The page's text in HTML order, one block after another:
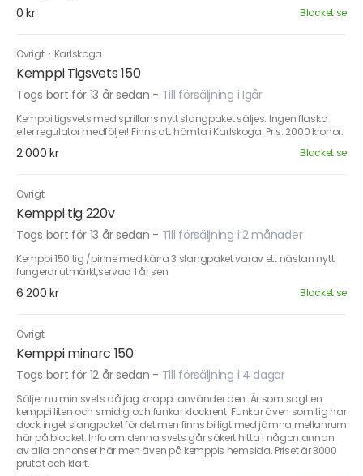
0 kr Blocket.se
Övrigt · Karlskoga
Kemppi Tigsvets 150
Togs bort för 13 år sedan - Till försäljning i Igår
Kemppi tigsvets med sprillans nytt slangpaket säljes. Ingen flaska
eller regulator medföljer! Finns att hämta i Karlskoga. Pris: 2000 kronor.
2 000 kr Blocket.se
Övrigt
Kemppi tig 220v
Togs bort för 13 år sedan - Till försäljning i 2 månader
Kemppi 150 tig /pinne med kärra 3 slangpaket varav ett nästan nytt
fungerar utmärkt,servad 1 år sen
6 200 kr Blocket.se
Övrigt
Kemppi minarc 150
Togs bort för 12 år sedan - Till försäljning i 4 dagar
Säljer nu min svets då jag knappt använder den. Är som sagt en
kemppi liten och smidig och funkar klockrent. Funkar även som tig har
dock inget slangpaket för det men finns billigt med jämna mellanrum
här på blocket. Info om denna svets går säkert hitta i någon annan
av alla annonser här men även på kemppis hemsida. Priset är 3000
prutat och klart.